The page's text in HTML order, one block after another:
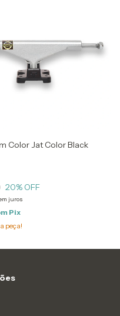
Color Jat Color Black
20% OFF
juros
Pix
peça!